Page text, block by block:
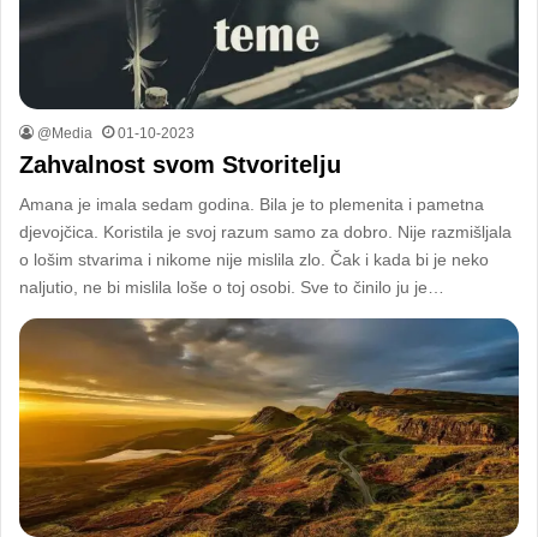
@Media 01-10-2023
Zahvalnost svom Stvoritelju
Amana je imala sedam godina. Bila je to plemenita i pametna
djevojčica. Koristila je svoj razum samo za dobro. Nije razmišljala
o lošim stvarima i nikome nije mislila zlo. Čak i kada bi je neko
naljutio, ne bi mislila loše o toj osobi. Sve to činilo ju je…